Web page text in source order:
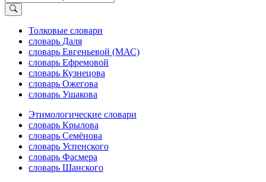
Толковые словари
словарь Даля
словарь Евгеньевой (МАС)
словарь Ефремовой
словарь Кузнецова
словарь Ожегова
словарь Ушакова
Этимологические словари
словарь Крылова
словарь Семёнова
словарь Успенского
словарь Фасмера
словарь Шанского